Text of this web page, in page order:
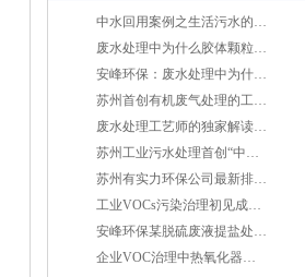
中水回用案例之生活污水的二次处理利用
废水处理中为什么胶体颗粒不易自然沉降?
安峰环保：废水处理中为什么胶体颗粒不易自然沉降?
苏州首创有机废气处理的工艺测试
废水处理工艺师的独家解读废水处理知识
苏州工业污水处理首创“中水”回用经济
苏州有实力环保公司最新排名/知名环保公司有哪些?
工业VOCs污染治理初见成效：地球比20年前更绿
安峰环保某脱硫废液提盐处理项目验收成功
企业VOC治理中热氧化器如何安全运行？